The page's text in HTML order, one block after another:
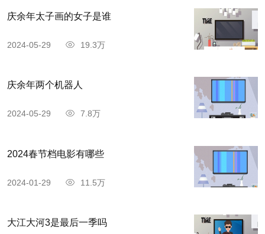
庆余年太子画的女子是谁
2024-05-29 19.3万
庆余年两个机器人
2024-05-29 7.8万
2024春节档电影有哪些
2024-01-29 11.5万
大江大河3是最后一季吗